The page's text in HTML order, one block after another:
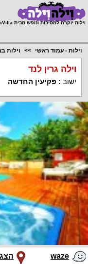
וילות יוקרה למסיבות ונופש מבית VillaVilla
וילות - עמוד ראשי וילות
וילה גרין לנד
ישוב : פקיעין החדשה
waze